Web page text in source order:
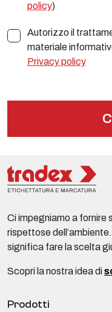
policy)
Autorizzo il
materiale
Privacy policy
Ci impegniamo a fornire
rispettose
significa fare la scelta
Scopri la nostra idea di
Prodotti